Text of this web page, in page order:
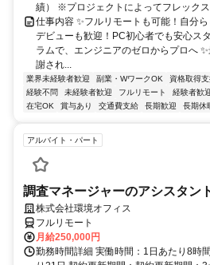
績） ※プロジェクトによってフレック
仕事内容 ✨フルリモートも可能！自分
デビューも歓迎！PC初心者でも安心ス
ラムで、エンジニアのゼロからプロへ
謝され...
業界未経験者歓迎 副業・WワークOK 資格取得
経験不問
未経験者歓迎 フルリモート 経験者歓
在宅OK
賞与あり 交通費支給 長期歓迎 長期休
アルバイト・パート
調査マネージャーのアシスタン
株式会社環境オフィス
フルリモート
月給250,000円
勤務時間詳細 実働時間：1日あたり8時